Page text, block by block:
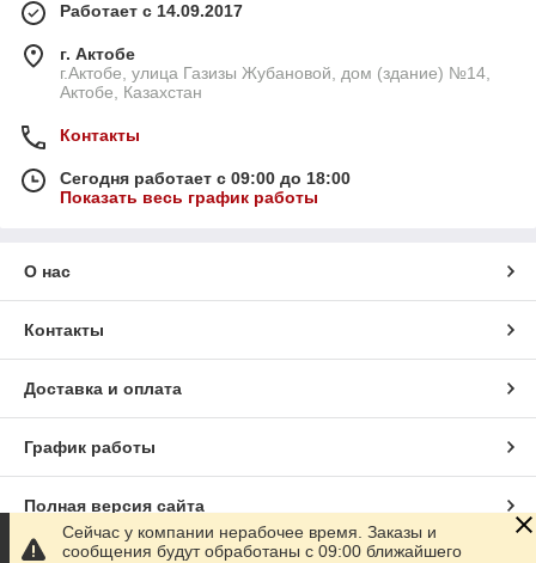
Работает с 14.09.2017
г. Актобе
г.Актобе, улица Газизы Жубановой, дом (здание) №14,
Актобе, Казахстан
Контакты
Сегодня работает с 09:00 до 18:00
Показать весь график работы
О нас
Контакты
Доставка и оплата
График работы
Полная версия сайта
Сейчас у компании нерабочее время. Заказы и
сообщения будут обработаны с 09:00 ближайшего